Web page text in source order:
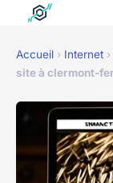
Accueil › Internet ›
site à clermont-